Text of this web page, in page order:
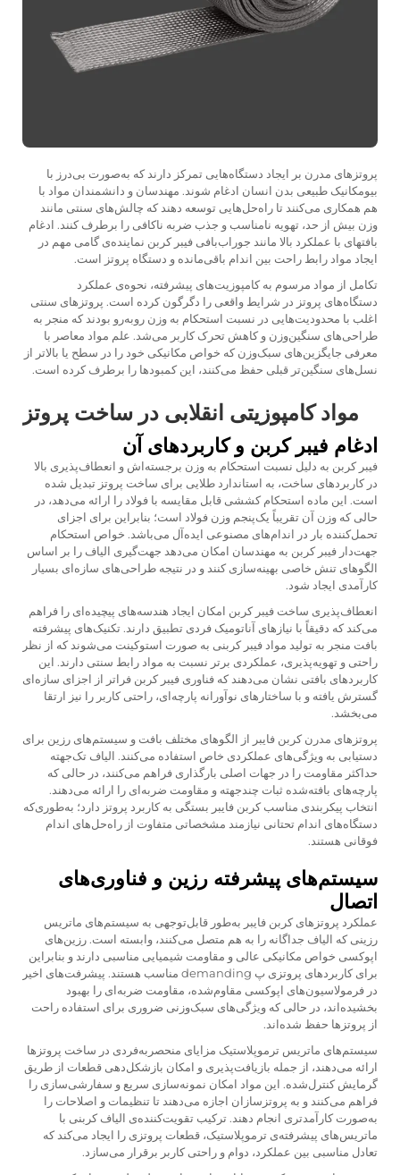
پروتزهای مدرن بر ایجاد دستگاه‌هایی تمرکز دارند که به‌صورت بی‌درز با
بیومکانیک طبیعی بدن انسان ادغام شوند. مهندسان و دانشمندان مواد با
هم همکاری می‌کنند تا راه‌حل‌هایی توسعه دهند که چالش‌های سنتی مانند
وزن بیش از حد، تهویه نامناسب و جذب ضربه ناکافی را برطرف کنند. ادغام
بافتهای با عملکرد بالا مانند جوراب‌بافی فیبر کربن نماینده‌ی گامی مهم در
ایجاد مواد رابط راحت بین اندام باقی‌مانده و دستگاه پروتز است.
تکامل از مواد مرسوم به کامپوزیت‌های پیشرفته، نحوه‌ی عملکرد
دستگاه‌های پروتز در شرایط واقعی را دگرگون کرده است. پروتزهای سنتی
اغلب با محدودیت‌هایی در نسبت استحکام به وزن روبه‌رو بودند که منجر به
طراحی‌های سنگین‌وزن و کاهش تحرک کاربر می‌شد. علم مواد معاصر با
معرفی جایگزین‌های سبک‌وزن که خواص مکانیکی خود را در سطح یا بالاتر از
نسل‌های سنگین‌تر قبلی حفظ می‌کنند، این کمبودها را برطرف کرده است.
مواد کامپوزیتی انقلابی در ساخت پروتز
ادغام فیبر کربن و کاربردهای آن
فیبر کربن به دلیل نسبت استحکام به وزن برجسته‌اش و انعطاف‌پذیری بالا
در کاربردهای ساخت، به استاندارد طلایی برای ساخت پروتز تبدیل شده
است. این ماده استحکام کششی قابل مقایسه با فولاد را ارائه می‌دهد، در
حالی که وزن آن تقریباً یک‌پنجم وزن فولاد است؛ بنابراین برای اجزای
تحمل‌کننده بار در اندام‌های مصنوعی ایده‌آل می‌باشد. خواص استحکام
جهت‌دار فیبر کربن به مهندسان امکان می‌دهد جهت‌گیری الیاف را بر اساس
الگوهای تنش خاصی بهینه‌سازی کنند و در نتیجه طراحی‌های سازه‌ای بسیار
کارآمدی ایجاد شود.
انعطاف‌پذیری ساخت فیبر کربن امکان ایجاد هندسه‌های پیچیده‌ای را فراهم
می‌کند که دقیقاً با نیازهای آناتومیک فردی تطبیق دارند. تکنیک‌های پیشرفته
بافت منجر به تولید مواد فیبر کربنی به صورت استوکینت می‌شوند که از نظر
راحتی و تهویه‌پذیری، عملکردی برتر نسبت به مواد رابط سنتی دارند. این
کاربردهای بافتی نشان می‌دهند که فناوری فیبر کربن فراتر از اجزای سازه‌ای
گسترش یافته و با ساختارهای نوآورانه پارچه‌ای، راحتی کاربر را نیز ارتقا
می‌بخشد.
پروتزهای مدرن کربن فایبر از الگوهای مختلف بافت و سیستم‌های رزین برای
دستیابی به ویژگی‌های عملکردی خاص استفاده می‌کنند. الیاف تک‌جهته
حداکثر مقاومت را در جهات اصلی بارگذاری فراهم می‌کنند، در حالی که
پارچه‌های بافته‌شده ثبات چندجهته و مقاومت ضربه‌ای را ارائه می‌دهند.
انتخاب پیکربندی مناسب کربن فایبر بستگی به کاربرد پروتز دارد؛ به‌طوری‌که
دستگاه‌های اندام تحتانی نیازمند مشخصاتی متفاوت از راه‌حل‌های اندام
فوقانی هستند.
سیستم‌های پیشرفته رزین و فناوری‌های
اتصال
عملکرد پروتزهای کربن فایبر به‌طور قابل‌توجهی به سیستم‌های ماتریس
رزینی که الیاف جداگانه را به هم متصل می‌کنند، وابسته است. رزین‌های
اپوکسی خواص مکانیکی عالی و مقاومت شیمیایی مناسبی دارند و بنابراین
برای کاربردهای پروتزی پ demanding مناسب هستند. پیشرفت‌های اخیر
در فرمولاسیون‌های اپوکسی مقاوم‌شده، مقاومت ضربه‌ای را بهبود
بخشیده‌اند، در حالی که ویژگی‌های سبک‌وزنی ضروری برای استفاده راحت
از پروتزها حفظ شده‌اند.
سیستم‌های ماتریس ترموپلاستیک مزایای منحصربه‌فردی در ساخت پروتزها
ارائه می‌دهند، از جمله بازیافت‌پذیری و امکان بازشکل‌دهی قطعات از طریق
گرمایش کنترل‌شده. این مواد امکان نمونه‌سازی سریع و سفارشی‌سازی را
فراهم می‌کنند و به پروتزسازان اجازه می‌دهند تا تنظیمات و اصلاحات را
به‌صورت کارآمدتری انجام دهند. ترکیب تقویت‌کننده‌ی الیاف کربنی با
ماتریس‌های پیشرفته‌ی ترموپلاستیک، قطعات پروتزی را ایجاد می‌کند که
تعادل مناسبی بین عملکرد، دوام و راحتی کاربر برقرار می‌سازد.